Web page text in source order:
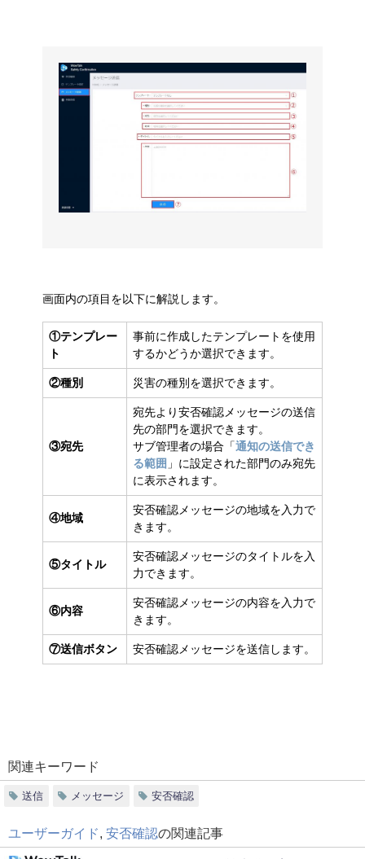
画面内の項目を以下に解説します。
①テンプレー
ト
事前に作成したテンプレートを使用
するかどうか選択できます。
②種別 災害の種別を選択できます。
③宛先
宛先より安否確認メッセージの送信
先の部門を選択できます。
サブ管理者の場合「通知の送信でき
る範囲 」に設定された部門のみ宛先
に表示されます。
④地域
安否確認メッセージの地域を入力で
きます。
⑤タイトル
安否確認メッセージのタイトルを入
力できます。
⑥内容
安否確認メッセージの内容を入力で
きます。
⑦送信ボタン 安否確認メッセージを送信します。
関連キーワード
送信 メッセージ 安否確認
ユーザーガイド 安否確認の関連記事